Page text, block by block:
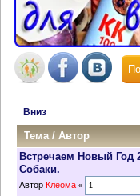
Вниз
Тема/Автор
Встречаем Новый Год
Собаки.
Автор Клеома «